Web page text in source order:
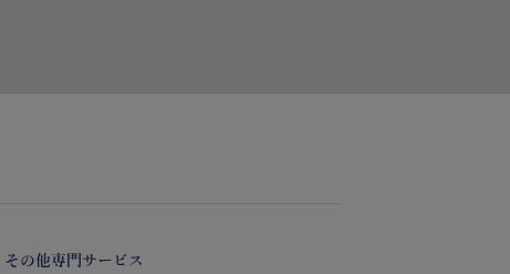
その他専門サービス